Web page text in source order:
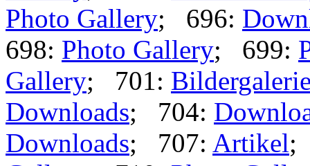
Photo Gallery; 696:
698: Photo Gallery; 699:
Gallery; 701:
Downloads; 704:
Downloads; 707: Artikel;